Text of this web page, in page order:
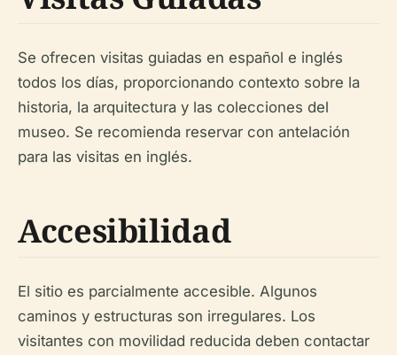
Se ofrecen visitas guiadas en español e inglés
todos los días, proporcionando contexto sobre la
historia, la arquitectura y las colecciones del
museo. Se recomienda reservar con antelación
para las visitas en inglés.
Accesibilidad
El sitio es parcialmente accesible. Algunos
caminos y estructuras son irregulares. Los
visitantes con movilidad reducida deben contactar